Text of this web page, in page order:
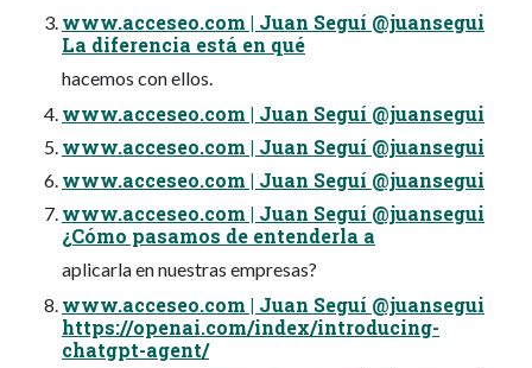
www.acceseo.com | Juan Seguí @juansegui
La diferencia está en qué
hacemos con ellos.
www.acceseo.com | Juan Seguí @juansegui
www.acceseo.com | Juan Seguí @juansegui
www.acceseo.com | Juan Seguí @juansegui
www.acceseo.com | Juan Seguí @juansegui
¿Cómo pasamos de entenderla a
aplicarla en nuestras empresas?
www.acceseo.com | Juan Seguí @juansegui
https://openai.com/index/introducing-
chatgpt-agent/